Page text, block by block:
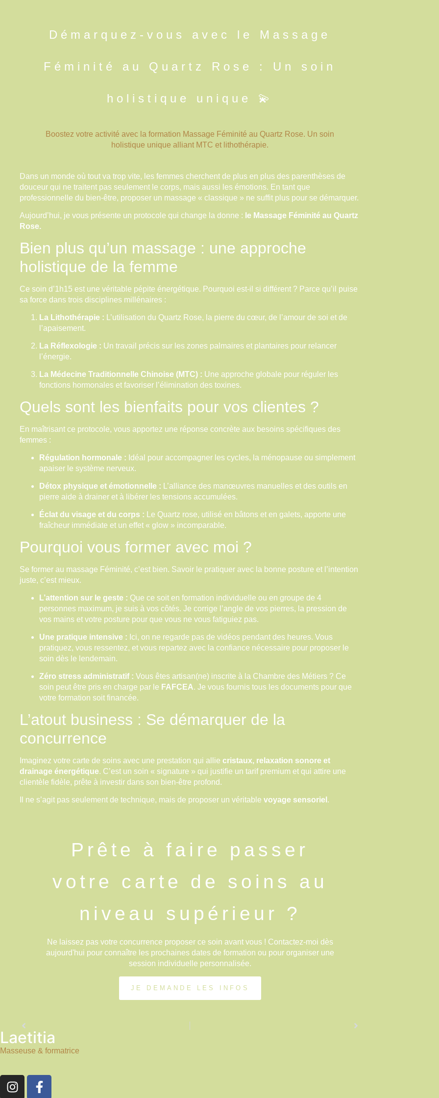
Démarquez-vous avec le Massage
Féminité au Quartz Rose : Un soin
holistique unique 💫
Boostez votre activité avec la formation Massage Féminité au Quartz Rose. Un soin
holistique unique alliant MTC et lithothérapie.
Dans un monde où tout va trop vite, les femmes cherchent de plus en plus des parenthèses de
douceur qui ne traitent pas seulement le corps, mais aussi les émotions. En tant que
professionnelle du bien-être, proposer un massage « classique » ne suffit plus pour se démarquer.
Aujourd’hui, je vous présente un protocole qui change la donne : le Massage Féminité au Quartz
Rose.
Bien plus qu’un massage : une approche
holistique de la femme
Ce soin d’1h15 est une véritable pépite énergétique. Pourquoi est-il si différent ? Parce qu’il puise
sa force dans trois disciplines millénaires :
La Lithothérapie : L’utilisation du Quartz Rose, la pierre du cœur, de l’amour de soi et de
l’apaisement.
La Réflexologie : Un travail précis sur les zones palmaires et plantaires pour relancer
l’énergie.
La Médecine Traditionnelle Chinoise (MTC) : Une approche globale pour réguler les
fonctions hormonales et favoriser l’élimination des toxines.
Quels sont les bienfaits pour vos clientes ?
En maîtrisant ce protocole, vous apportez une réponse concrète aux besoins spécifiques des
femmes :
Régulation hormonale : Idéal pour accompagner les cycles, la ménopause ou simplement
apaiser le système nerveux.
Détox physique et émotionnelle : L’alliance des manœuvres manuelles et des outils en
pierre aide à drainer et à libérer les tensions accumulées.
Éclat du visage et du corps : Le Quartz rose, utilisé en bâtons et en galets, apporte une
fraîcheur immédiate et un effet « glow » incomparable.
Pourquoi vous former avec moi ?
Se former au massage Féminité, c’est bien. Savoir le pratiquer avec la bonne posture et l’intention
juste, c’est mieux.
L’attention sur le geste : Que ce soit en formation individuelle ou en groupe de 4
personnes maximum, je suis à vos côtés. Je corrige l’angle de vos pierres, la pression de
vos mains et votre posture pour que vous ne vous fatiguiez pas.
Une pratique intensive : Ici, on ne regarde pas de vidéos pendant des heures. Vous
pratiquez, vous ressentez, et vous repartez avec la confiance nécessaire pour proposer le
soin dès le lendemain.
Zéro stress administratif : Vous êtes artisan(ne) inscrite à la Chambre des Métiers ? Ce
soin peut être pris en charge par le FAFCEA. Je vous fournis tous les documents pour que
votre formation soit financée.
L’atout business : Se démarquer de la
concurrence
Imaginez votre carte de soins avec une prestation qui alliecristaux, relaxation sonore et
drainage énergétique. C’est un soin « signature » qui justifie un tarif premium et qui attire une
clientèle fidèle, prête à investir dans son bien-être profond.
Il ne s’agit pas seulement de technique, mais de proposer un véritablevoyage sensoriel .
Prête à faire passer
votre carte de soins au
niveau supérieur ?
Ne laissez pas votre concurrence proposer ce soin avant vous ! Contactez-moi dès
aujourd'hui pour connaître les prochaines dates de formation ou pour organiser une
session individuelle personnalisée.
JE DEMANDE LES INFOS
Laetitia
Masseuse & formatrice